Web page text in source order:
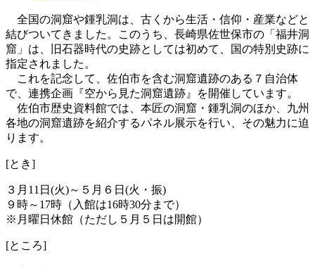
全国の洞窟や鍾乳洞は、古くから生活・信仰・産業などと
結びついてきました。このうち、長崎県佐世保市の「福井洞
窟」は、旧石器時代の史跡としては初めて、国の特別史跡に
指定されました。
これを記念して、佐伯市を含む洞窟遺跡のある７自治体
で、連携企画『空から見た洞窟遺跡』を開催しています。
佐伯市歴史資料館では、本匠の洞窟・鍾乳洞のほか、九州
各地の洞窟遺跡を紹介するパネル展示を行い、その魅力に迫
ります。
[とき]
３月11日(火)～５月６日(火・振)
９時～17時（入館は16時30分まで）
※月曜日休館（ただし５月５日は開館）
[ところ]